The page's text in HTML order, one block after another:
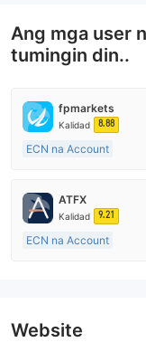
Ang mga user
tumingin din..
fpmarkets
Kalidad 8.88
ECN na Account
Kinokontrol sa Australia
Paggawa ng Market
ATFX
Kalidad 9.21
ECN na Account
Pangunahing label na
Website